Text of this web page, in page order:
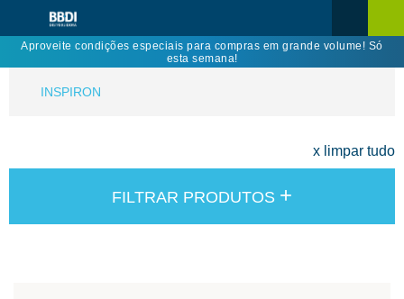
Aproveite condições especiais para compras em grande volume! Só
esta semana!
INSPIRON
x limpar tudo
FILTRAR PRODUTOS +